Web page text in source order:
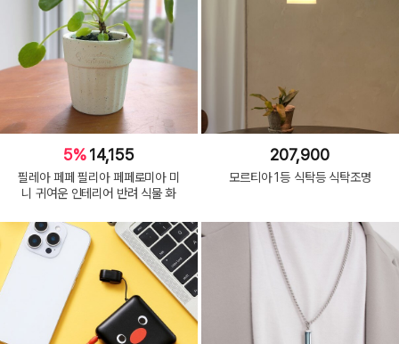
5%14,155
필레아 페페 필리아 페페로미아 미
니 귀여운 인테리어 반려 식물 화
207,900
모르티아 1등 식탁등 식탁조명